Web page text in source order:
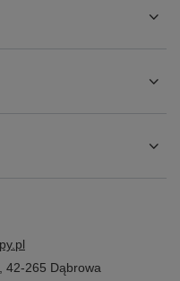
42-265 Dąbrowa